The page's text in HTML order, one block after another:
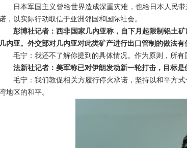
日本军国主义曾给世界造成深重灾难，也给日本人民
，以实际行动取信于亚洲邻国和国际社会。
彭博社记者：西非国家几内亚称，自下月起限制铝土
几内亚。外交部对几内亚对此类矿产进行出口管制的做法有
毛宁：我还不了解你提到的具体情况。作为原则，所有
法新社记者：美军称已对伊朗发动新一轮打击，目标
毛宁：我们敦促相关方履行停火承诺，坚持以和平方
地区的和平。